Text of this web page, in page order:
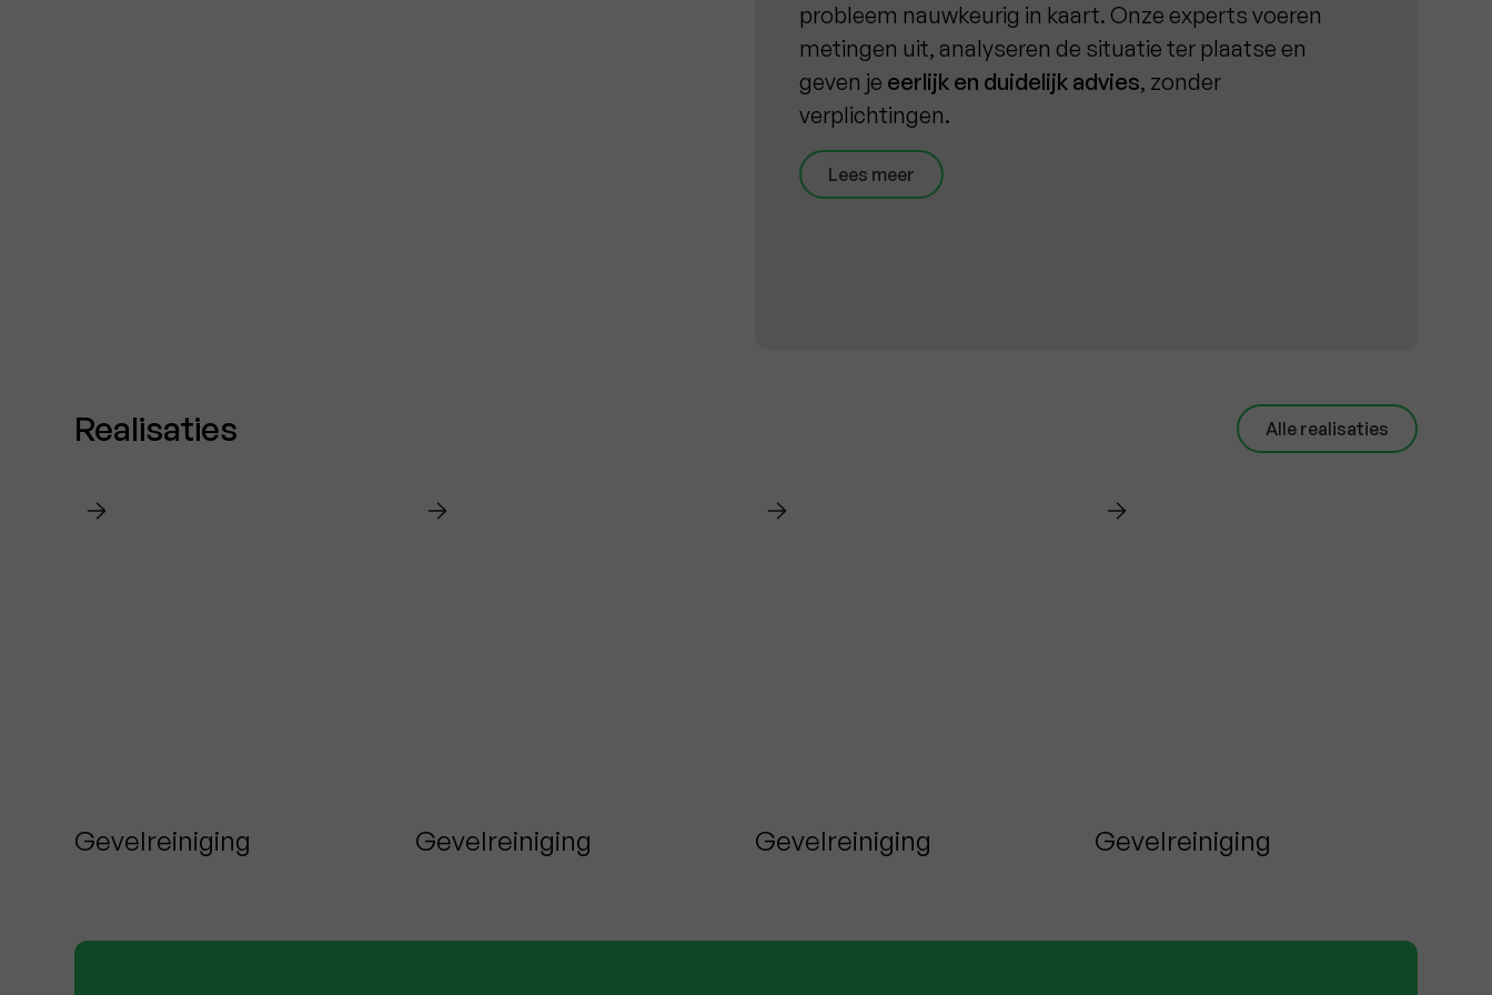
probleem nauwkeurig in kaart. Onze experts voeren
metingen uit, analyseren de situatie ter plaatse en
geven je eerlijk en duidelijk advies, zonder
verplichtingen.
Lees meer
Realisaties Alle realisaties
Brugge
Gevelreiniging Haaltert
Gevelreiniging Knokke -Heist
Gevelreiniging Pittem
Gevelreiniging